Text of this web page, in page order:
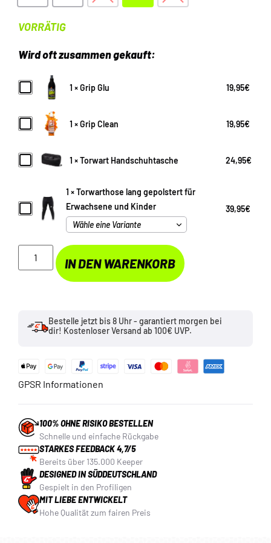
VORRÄTIG
Wird oft zusammen gekauft:
Grip
Glu
1 ×Grip Glu 19,95€
Grip
Clean
1 ×Grip Clean 19,95€
Torwart
Handschuhtasche
1 ×Torwart Handschuhtasche 24,95€
Torwarthose
lang
Erwachsene
Kinder
1 ×Torwarthose lang gepolstert für
Erwachsene und Kinder
39,95€
IN DEN WARENKORB
Bestelle jetzt bis 8 Uhr - garantiert morgen bei
dir! Kostenloser Versand ab 100€ UVP.
GPSR Informationen
100% OHNE RISIKO BESTELLEN
Schnelle und einfache Rückgabe
STARKES FEEDBACK 4,7/5
Bereits über 135.000 Keeper
DESIGNED IN SÜDDEUTSCHLAND
Gespielt in den Profiligen
MIT LIEBE ENTWICKELT
Hohe Qualität zum fairen Preis